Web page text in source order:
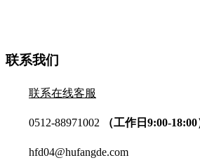
联系我们
联系在线客服
0512-88971002 （工作日9:00-18:00
hfd04@hufangde.com